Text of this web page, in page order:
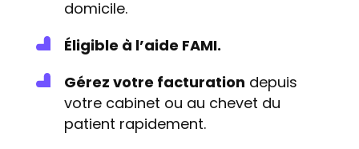
domicile.
Éligible à l’aide FAMI.
Gérez votre facturation depuis
votre cabinet ou au chevet du
patient rapidement.